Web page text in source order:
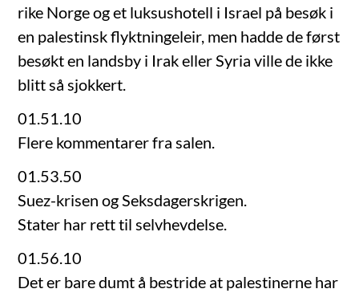
rike Norge og et luksushotell i Israel på besøk i
en palestinsk flyktningeleir, men hadde de først
besøkt en landsby i Irak eller Syria ville de ikke
blitt så sjokkert.
01.51.10
Flere kommentarer fra salen.
01.53.50
Suez-krisen og Seksdagerskrigen.
Stater har rett til selvhevdelse.
01.56.10
Det er bare dumt å bestride at palestinerne har